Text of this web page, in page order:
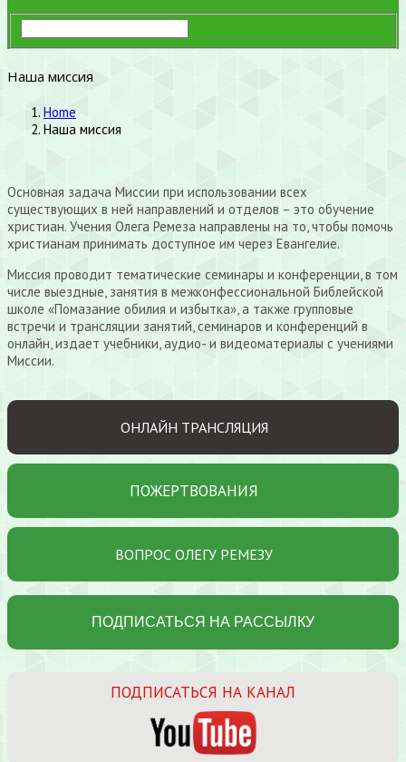
Наша миссия
Home
Наша миссия
Основная задача Миссии при использовании всех
существующих в ней направлений и отделов – это обучение
христиан. Учения Олега Ремеза направлены на то, чтобы помочь
христианам принимать доступное им через Евангелие.
Миссия проводит тематические семинары и конференции, в том
числе выездные, занятия в межконфессиональной Библейской
школе «Помазание обилия и избытка», а также групповые
встречи и трансляции занятий, семинаров и конференций в
онлайн, издает учебники, аудио- и видеоматериалы с учениями
Миссии.
ОНЛАЙН ТРАНСЛЯЦИЯ
ПОЖЕРТВОВАНИЯ
ВОПРОС ОЛЕГУ РЕМЕЗУ
ПОДПИСАТЬСЯ НА КАНАЛ